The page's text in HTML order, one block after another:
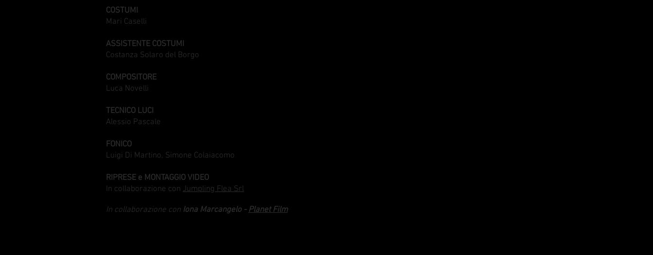
COSTUMI
Mari Caselli
ASSISTENTE COSTUMI
Costanza Solaro del Borgo
COMPOSITORE
Luca Novelli
TECNICO LUCI
Alessio Pascale
FONICO
Luigi Di Martino, Simone Colaiacomo
RIPRESE e MONTAGGIO VIDEO
In collaborazione con Jumpling Flea Srl
In collaborazione con Iona Marcangelo -Planet Film